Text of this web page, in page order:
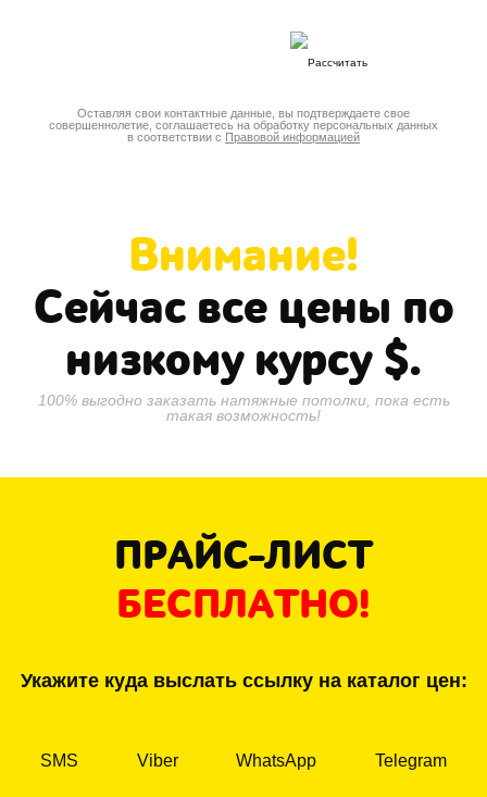
Оставляя свои контактные данные, вы подтверждаете свое
совершеннолетие, соглашаетесь на обработку персональных данных
в соответствии с Правовой информацией
Внимание!
Сейчас все цены по
низкому курсу $.
100% выгодно заказать натяжные потолки, пока есть
такая возможность!
ПРАЙС-ЛИСТ
БЕСПЛАТНО!
Укажите куда выслать ссылку на каталог цен:
SMS Viber WhatsApp Telegram